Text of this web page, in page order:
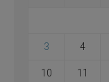
3 4
10 11